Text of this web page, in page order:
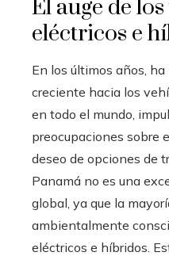
El auge de
eléctricos e
En los últimos años,
creciente hacia los
en todo el mundo,
preocupaciones sobre
deseo de opciones de
Panamá no es una
global, ya que la
ambientalmente
eléctricos e híbridos.